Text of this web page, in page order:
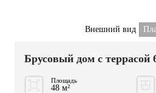
Внешний вид
Брусовый дом с террасой
Площадь
48 м²